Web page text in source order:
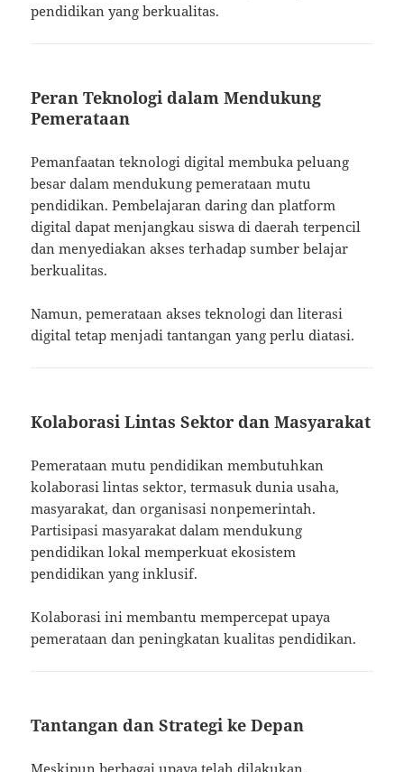
pendidikan yang berkualitas.
Peran Teknologi dalam Mendukung
Pemerataan
Pemanfaatan teknologi digital membuka peluang
besar dalam mendukung pemerataan mutu
pendidikan. Pembelajaran daring dan platform
digital dapat menjangkau siswa di daerah terpencil
dan menyediakan akses terhadap sumber belajar
berkualitas.
Namun, pemerataan akses teknologi dan literasi
digital tetap menjadi tantangan yang perlu diatasi.
Kolaborasi Lintas Sektor dan Masyarakat
Pemerataan mutu pendidikan membutuhkan
kolaborasi lintas sektor, termasuk dunia usaha,
masyarakat, dan organisasi nonpemerintah.
Partisipasi masyarakat dalam mendukung
pendidikan lokal memperkuat ekosistem
pendidikan yang inklusif.
Kolaborasi ini membantu mempercepat upaya
pemerataan dan peningkatan kualitas pendidikan.
Tantangan dan Strategi ke Depan
Meskipun berbagai upaya telah dilakukan,